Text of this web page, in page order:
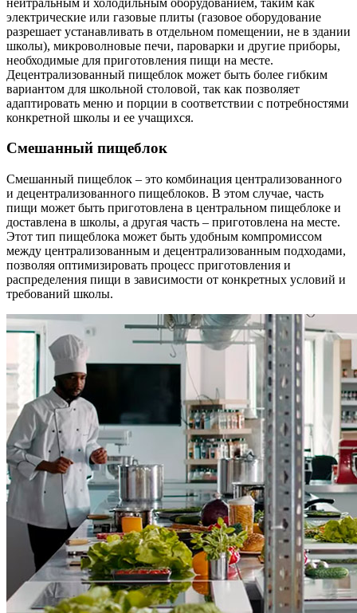
электрические или газовые плиты (газовое оборудование
разрешает устанавливать в отдельном помещении, не в здании
школы), микроволновые печи, пароварки и другие приборы,
необходимые для приготовления пищи на месте.
Децентрализованный пищеблок может быть более гибким
вариантом для школьной столовой, так как позволяет
адаптировать меню и порции в соответствии с потребностями
конкретной школы и ее учащихся.
Смешанный пищеблок
Смешанный пищеблок – это комбинация централизованного
и децентрализованного пищеблоков. В этом случае, часть
пищи может быть приготовлена в центральном пищеблоке и
доставлена в школы, а другая часть – приготовлена на месте.
Этот тип пищеблока может быть удобным компромиссом
между централизованным и децентрализованным подходами,
позволяя оптимизировать процесс приготовления и
распределения пищи в зависимости от конкретных условий и
требований школы.